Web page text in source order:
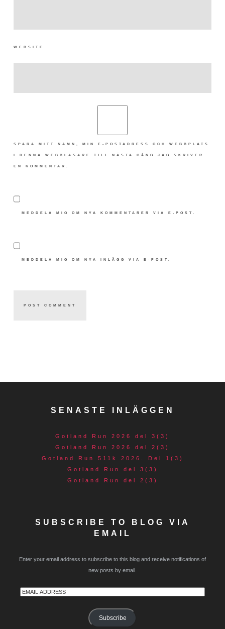
WEBSITE
SPARA MITT NAMN, MIN E-POSTADRESS OCH WEBBPLATS
I DENNA WEBBLÄSARE TILL NÄSTA GÅNG JAG SKRIVER
EN KOMMENTAR.
MEDDELA MIG OM NYA KOMMENTARER VIA E-POST.
MEDDELA MIG OM NYA INLÄGG VIA E-POST.
SENASTE INLÄGGEN
Gotland Run 2026 del 3(3)
Gotland Run 2026 del 2(3)
Gotland Run 511k 2026. Del 1(3)
Gotland Run del 3(3)
Gotland Run del 2(3)
SUBSCRIBE TO BLOG VIA
EMAIL
Enter your email address to subscribe to this blog and receive notifications of
new posts by email.
Email
Subscribe